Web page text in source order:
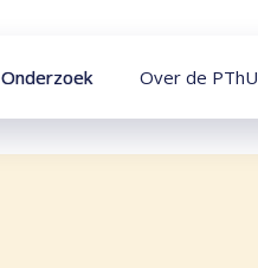
Onderzoek Over de PThU